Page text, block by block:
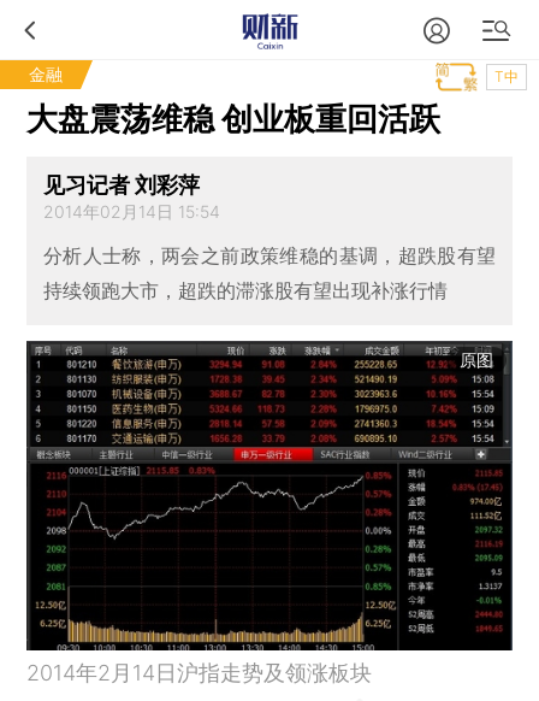
金融 T中
大盘震荡维稳 创业板重回活跃
见习记者 刘彩萍
2014年02月14日 15:54
分析人士称，两会之前政策维稳的基调，超跌股有望
持续领跑大市，超跌的滞涨股有望出现补涨行情
原图
2014年2月14日沪指走势及领涨板块